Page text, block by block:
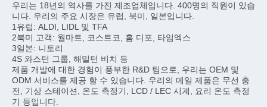
우리는 18년의 역사를 가진 제조업체입니다. 400명의 직원이 있습
니다. 우리의 주요 시장은 유럽, 북미, 일본입니다.
1유럽: ALDI, LIDL 및 TFA
2북미 고객: 월마트, 코스트코, 홈 디포, 타임엑스
3일본: 니토리
4S 와스턴 그룹, 해밀턴 비치 등
제품 개발에 대한 경험이 풍부한 R&D 팀으로, 우리는 OEM 및
ODM 서비스를 제공 할 수 있습니다. 우리의 메일 제품은 무선 충
전, 기상 스테이션, 온도 측정기, LCD / LEC 시계, 요리 온도 측정
기 등입니다.